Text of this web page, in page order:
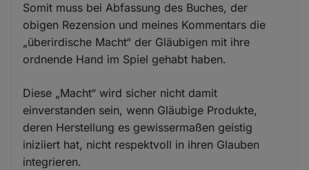
Somit muss bei Abfassung des Buches, der
obigen Rezension und meines Kommentars die
„überirdische Macht“ der Gläubigen mit ihre
ordnende Hand im Spiel gehabt haben.
Diese „Macht“ wird sicher nicht damit
einverstanden sein, wenn Gläubige Produkte,
deren Herstellung es gewissermaßen geistig
iniziiert hat, nicht respektvoll in ihren Glauben
integrieren.